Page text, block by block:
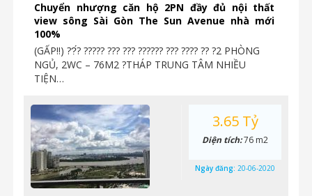
Chuyển nhượng căn hộ 2PN đầy đủ nội thất
view sông Sài Gòn The Sun Avenue nhà mới
100%
(GẤP‼️) ??́? ????? ??? ??? ?????? ??? ???? ?? ?2 PHÒNG
NGỦ, 2WC – 76M2 ?THÁP TRUNG TÂM NHIỀU
TIỆN…
3.65 Tỷ
Diện tích:76 m2
Ngày đăng: 20-06-2020